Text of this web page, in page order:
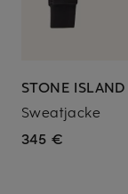
STONE ISLAND
Sweatjacke
345 €